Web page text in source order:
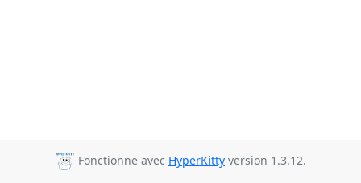
Fonctionne avec HyperKitty version 1.3.12.